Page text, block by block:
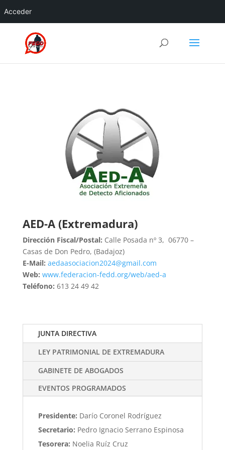
Acceder
AED-A (Extremadura)
Dirección Fiscal/Postal: Calle Posada nº 3, 06770 –
Casas de Don Pedro, (Badajoz)
E-Mail: aedaasociacion2024@gmail.com
Web: www.federacion-fedd.org/web/aed-a
Teléfono: 613 24 49 42
JUNTA DIRECTIVA
LEY PATRIMONIAL DE EXTREMADURA
GABINETE DE ABOGADOS
EVENTOS PROGRAMADOS
Presidente: Darío Coronel Rodríguez
Secretario: Pedro Ignacio Serrano Espinosa
Tesorera: Noelia Ruíz Cruz